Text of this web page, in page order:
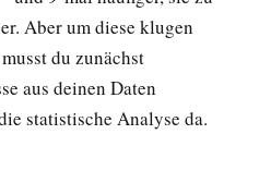
Aber um diese klugen
du zunächst
aus deinen Daten
statistische Analyse da.